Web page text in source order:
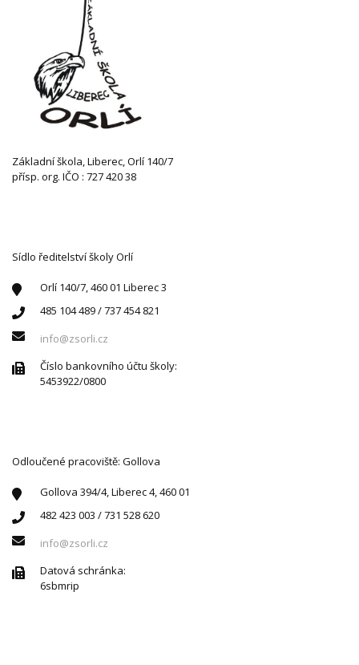
Základní škola, Liberec, Orlí 140/7
přísp. org. IČO : 727 420 38
Sídlo ředitelství školy Orlí
Orlí 140/7, 460 01 Liberec 3
485 104 489 / 737 454 821
info@zsorli.cz
Číslo bankovního účtu školy:
5453922/0800
Odloučené pracoviště: Gollova
Gollova 394/4, Liberec 4, 460 01
482 423 003 / 731 528 620
info@zsorli.cz
Datová schránka:
6sbmrip